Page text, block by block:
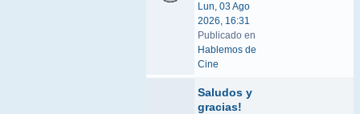
Lun, 03 Ago
2026, 16:31
Publicado en
Hablemos de
Cine
Saludos y
gracias!